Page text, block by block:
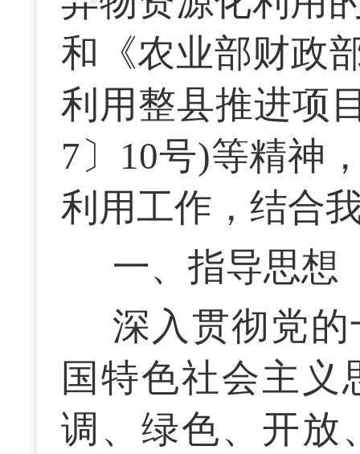
和《农业部财政
利用整县推进项
7〕10号)等精神
利用工作，结合
一、指导思想
深入贯彻党
国特色社会主
调、绿色、开放